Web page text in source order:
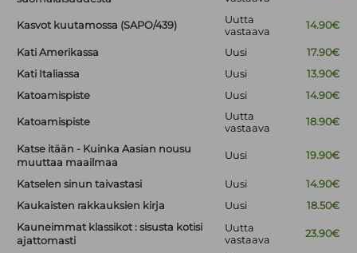
Kasvot kuutamossa (SAPO/439)
Uutta
vastaava
14.90€
Kati Amerikassa Uusi
17.90€
Kati Italiassa
Uusi
13.90€
Katoamispiste
Uusi 14.90€
Katoamispiste
Uutta
vastaava
18.90€
Katse itään - Kuinka Aasian nousu
muuttaa maailmaa
Uusi 19.90€
Katselen sinun taivastasi Uusi
14.90€
Kaukaisten rakkauksien kirja
Uusi
18.50€
Kauneimmat klassikot : sisusta kotisi
ajattomasti
Uutta
vastaava
23.90€